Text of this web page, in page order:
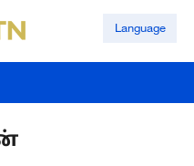
Language